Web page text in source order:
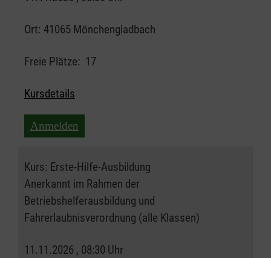
Ort: 41065 Mönchengladbach
Freie Plätze: 17
Kursdetails
Anmelden
Kurs: Erste-Hilfe-Ausbildung
Anerkannt im Rahmen der
Betriebshelferausbildung und
Fahrerlaubnisverordnung (alle Klassen)
11.11.2026 , 08:30 Uhr